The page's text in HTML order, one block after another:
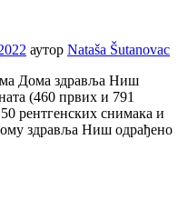
аутор Nataša Šutanovac
Дома здравља Ниш
(460 првих и 791
рентгенских снимака и
здравља Ниш одрађенo